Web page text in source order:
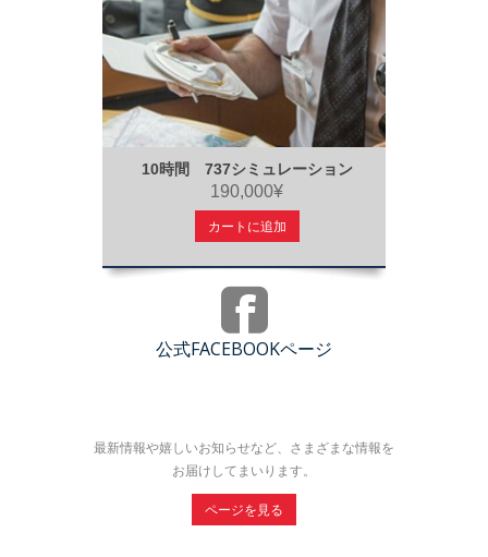
10時間 737シミュレーション
190,000¥
カートに追加
公式FACEBOOKページ
最新情報や嬉しいお知らせなど、さまざまな情報を
お届けしてまいります。
ページを見る